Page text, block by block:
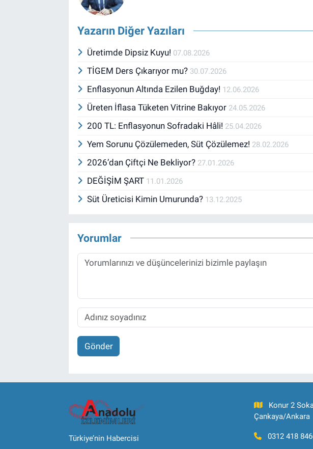
Yazarın Diğer Yazıları
Üretimde Dipsiz Kuyu! 07.08.2026
TİGEM Ders Çıkarıyor mu? 30.07.2026
Enflasyonun Altında Ezilen Buğday! 12.06.2026
Üreten İflasa Tüketen Vitrine Bakıyor 24.05.2026
200 TL: Enflasyonun Sofradaki Hâli! 25.04.2026
Yem Sorunu Çözülemeden, Süt Çözülemez! 28.02.2026
2026’dan Çiftçi Ne Bekliyor? 27.01.2026
DEĞİŞİM ŞART 11.01.2026
Süt Üreticisi Kimin Umurunda? 13.12.2025
Yorumlar
Gönder
Türkiye’nin Habercisi
Konur 2
Çankaya/Ankara
0312 418